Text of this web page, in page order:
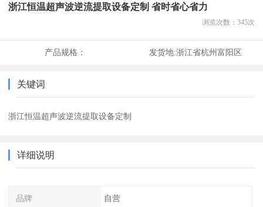
浙江恒温超声波逆流提取设备定制 省时省心省力
浏览次数： 345次
产品规格： 发货地:浙江省杭州富阳区
关键词
浙江恒温超声波逆流提取设备定制
详细说明
品牌 自营